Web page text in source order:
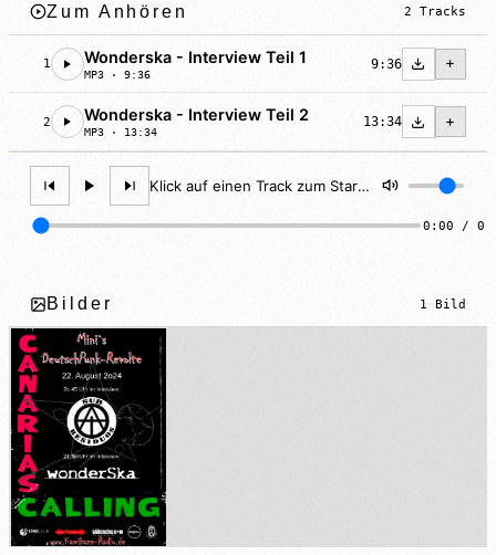
Zum Anhören 2 Tracks
1 Wonderska - Interview Teil 1
MP3 · 9:36
9:36
2 Wonderska - Interview Teil 2
MP3 · 13:34
13:34
Klick auf einen Track zum Starten
0:00 /
Bilder 1 Bild